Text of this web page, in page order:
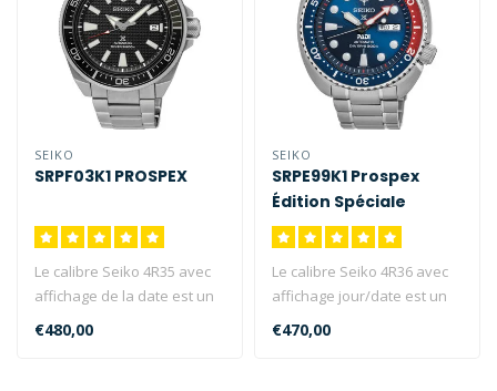
SEIKO
SRPF03K1 PROSPEX
Le calibre Seiko 4R35 avec
affichage de la date est un
calibre mécanique. La mo..
€480,00
SEIKO
SRPE99K1 Prospex
Édition Spéciale
Le calibre Seiko 4R36 avec
affichage jour/date est un
calibre mécanique. La mon..
€470,00